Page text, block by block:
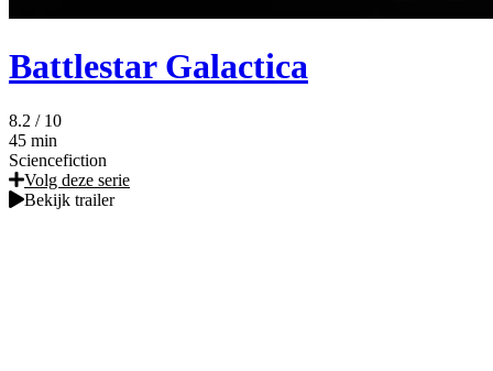
Battlestar Galactica
8.2 / 10
45 min
Sciencefiction
Volg deze serie
Bekijk trailer